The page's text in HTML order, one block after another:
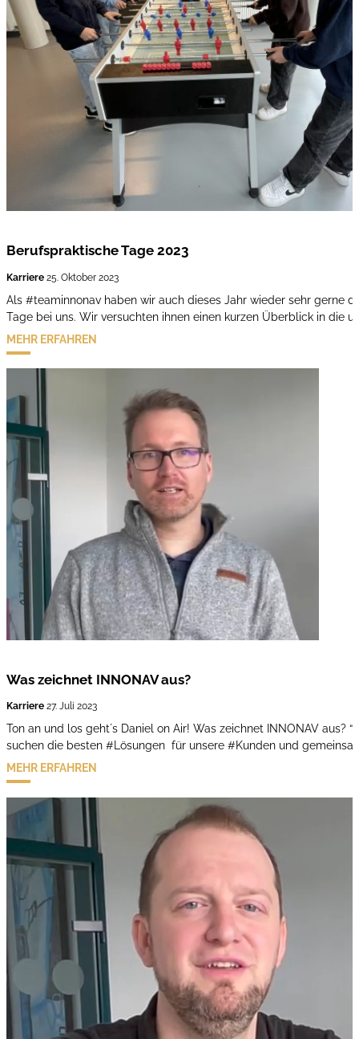
Berufspraktische Tage 2023
Karriere 25. Oktober 2023
Als #teaminnonav haben wir auch dieses Jahr wieder sehr gerne
Tage bei uns. Wir versuchten ihnen einen kurzen Überblick in die
MEHR ERFAHREN
Was zeichnet INNONAV aus?
Karriere 27. Juli 2023
Ton an und los geht´s Daniel on Air! Was zeichnet INNONAV
suchen die besten #Lösungen für unsere #Kunden und
MEHR ERFAHREN